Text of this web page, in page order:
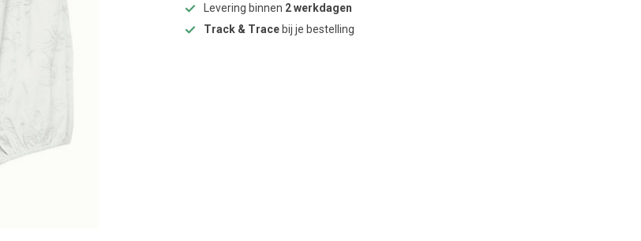
Levering binnen 2 werkdagen
Track & Trace bij je bestelling